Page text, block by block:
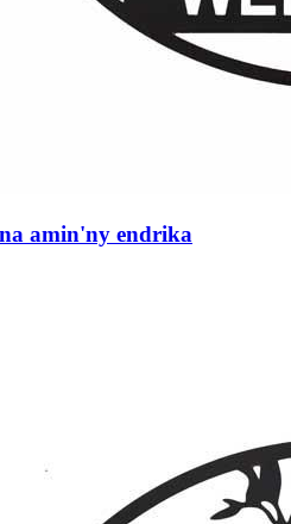
amin'ny endrika